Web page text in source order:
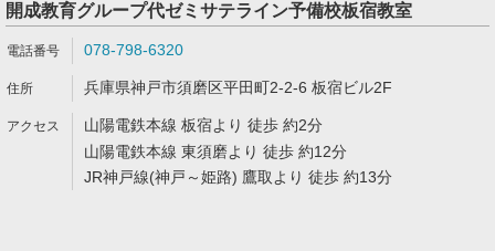
開成教育グループ代ゼミサテライン予備校板宿教室
078-798-6320
兵庫県神戸市須磨区平田町2-2-6 板宿ビル2F
山陽電鉄本線 板宿より 徒歩 約2分
山陽電鉄本線 東須磨より 徒歩 約12分
JR神戸線(神戸～姫路) 鷹取より 徒歩 約13分